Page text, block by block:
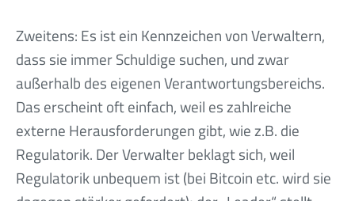
Zweitens: Es ist ein Kennzeichen von Verwaltern,
dass sie immer Schuldige suchen, und zwar
außerhalb des eigenen Verantwortungsbereichs.
Das erscheint oft einfach, weil es zahlreiche
externe Herausforderungen gibt, wie z.B. die
Regulatorik. Der Verwalter beklagt sich, weil
Regulatorik unbequem ist (bei Bitcoin etc. wird sie